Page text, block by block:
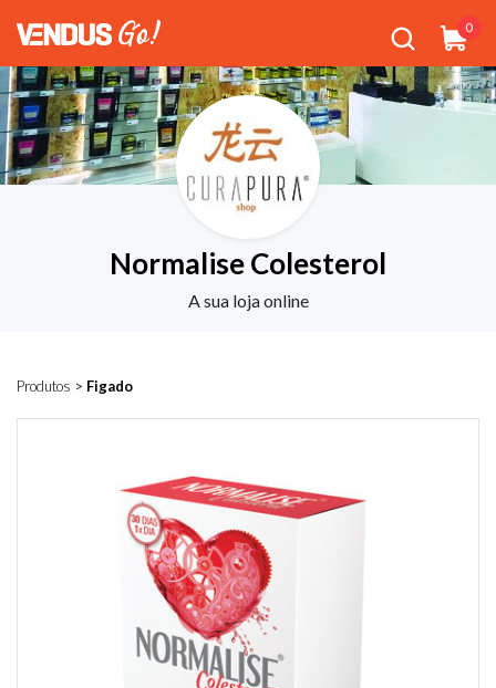
0
Normalise Colesterol
A sua loja online
Produtos > Figado